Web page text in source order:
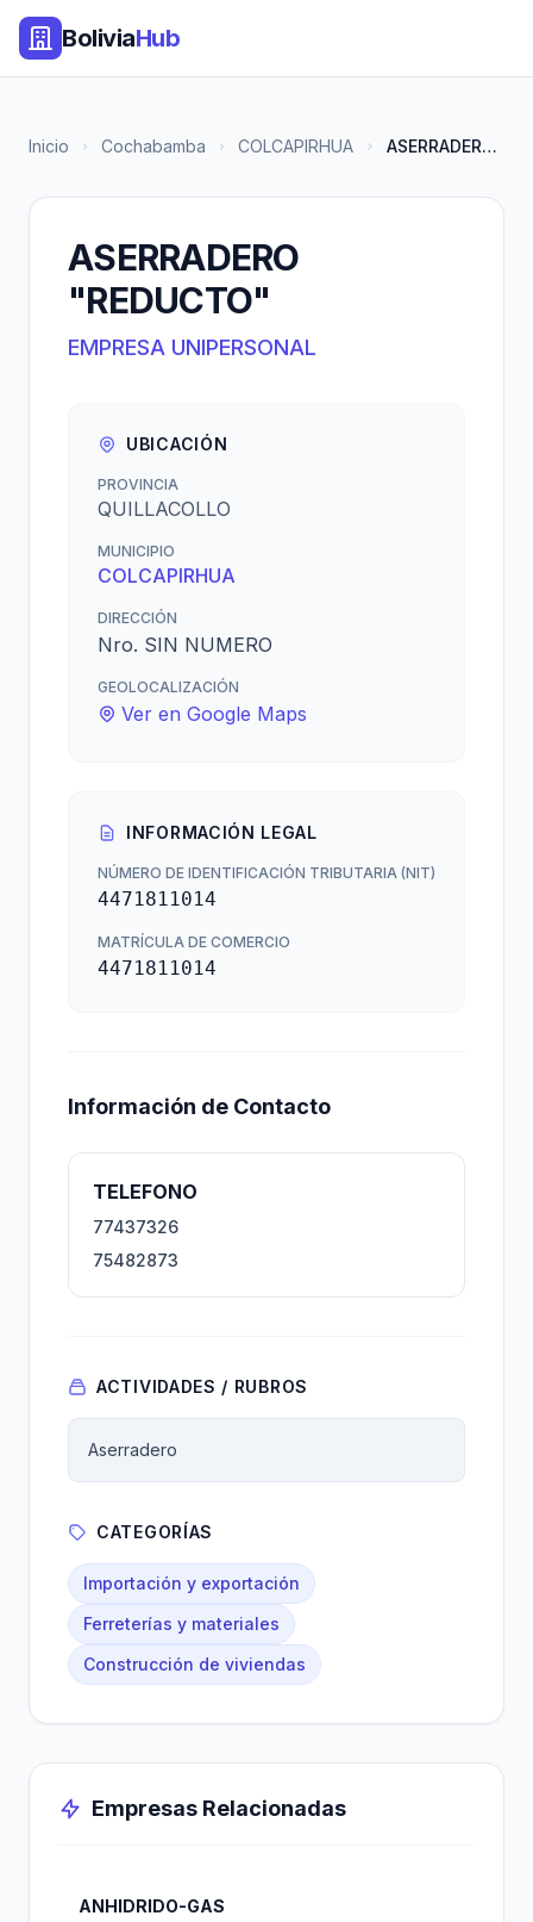
BoliviaHub
Inicio Cochabamba COLCAPIRHUA ASERRADERO "REDUCTO"
ASERRADERO
"REDUCTO"
EMPRESA UNIPERSONAL
UBICACIÓN
PROVINCIA
QUILLACOLLO
MUNICIPIO
COLCAPIRHUA
DIRECCIÓN
Nro. SIN NUMERO
GEOLOCALIZACIÓN
Ver en Google Maps
INFORMACIÓN LEGAL
NÚMERO DE IDENTIFICACIÓN TRIBUTARIA (NIT)
4471811014
MATRÍCULA DE COMERCIO
4471811014
Información de Contacto
TELEFONO
77437326
75482873
ACTIVIDADES / RUBROS
Aserradero
CATEGORÍAS
Importación y exportación
Ferreterías y materiales
Construcción de viviendas
Empresas Relacionadas
ANHIDRIDO-GAS